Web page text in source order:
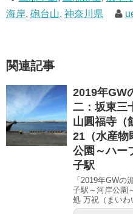
海岸, 砲台山, 神奈川県
関連記事
2019年GW
二：坂東三
山圓福寺（
21（水産物
公園～ハー
子駅
「2019年GWの
子駅～河岸公園
処 万祝（まいわ